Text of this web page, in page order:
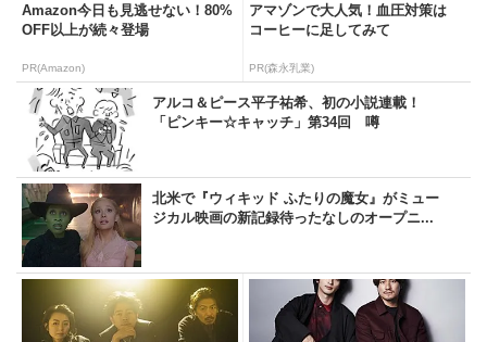
Amazon今日も見逃せない！80%
OFF以上が続々登場
PR(Amazon)
アマゾンで大人気！血圧対策は
コーヒーに足してみて
PR(森永乳業)
アルコ＆ピース平子祐希、初の小説連載！
「ピンキー☆キャッチ」第34回 噂
北米で『ウィキッド ふたりの魔女』がミュー
ジカル映画の新記録待ったなしのオープニ...